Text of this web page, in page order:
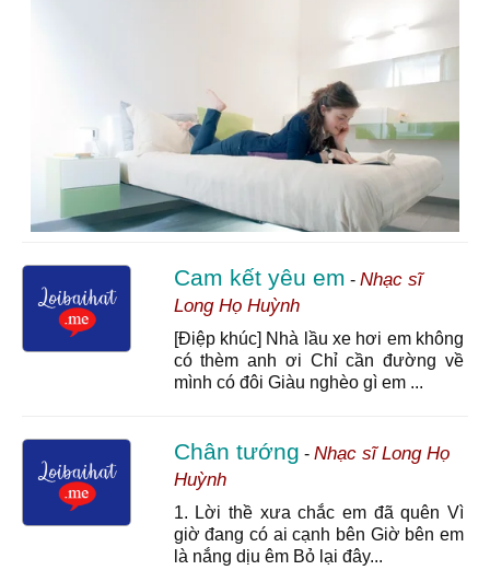
Cam kết yêu em - Nhạc sĩ
Long Họ Huỳnh
[Điệp khúc] Nhà lầu xe hơi em không
có thèm anh ơi Chỉ cần đường về
mình có đôi Giàu nghèo gì em ...
Chân tướng - Nhạc sĩ Long Họ
Huỳnh
1. Lời thề xưa chắc em đã quên Vì
giờ đang có ai cạnh bên Giờ bên em
là nắng dịu êm Bỏ lại đây...